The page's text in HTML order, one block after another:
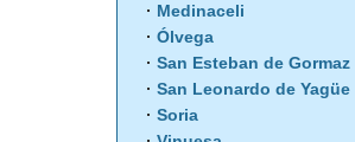
Medinaceli
Ólvega
San Esteban de Gormaz
San Leonardo de Yagüe
Soria